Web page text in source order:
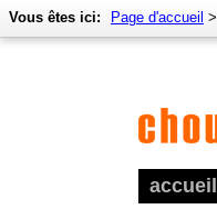
accueil
Vous êtes ici: Page d'accueil >